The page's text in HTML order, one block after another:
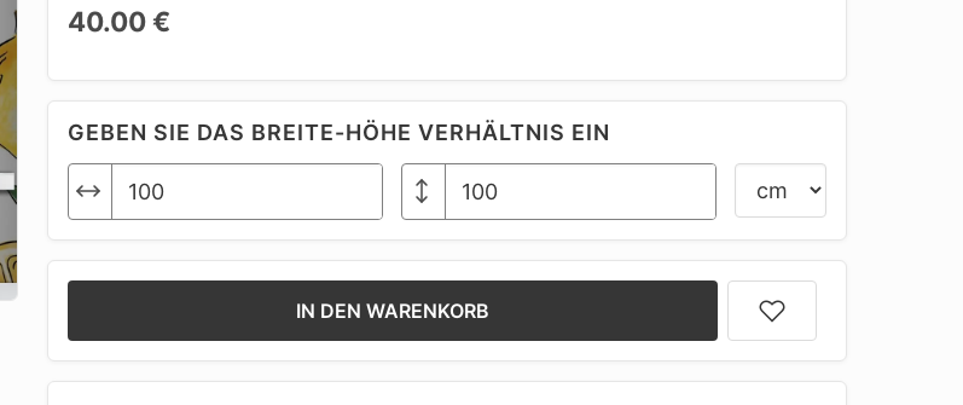
40.00 €
GEBEN SIE DAS BREITE-HÖHE VERHÄLTNIS EIN
IN DEN WARENKORB